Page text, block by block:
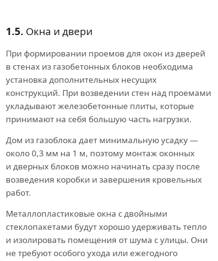
1.5. Окна и двери
При формировании проемов для окон из дверей
в стенах из газобетонных блоков необходима
установка дополнительных несущих
конструкций. При возведении стен над проемами
укладывают железобетонные плиты, которые
принимают на себя большую часть нагрузки.
Дом из газоблока дает минимальную усадку —
около 0,3 мм на 1 м, поэтому монтаж оконных
и дверных блоков можно начинать сразу после
возведения коробки и завершения кровельных
работ.
Металлопластиковые окна с двойными
стеклопакетами будут хорошо удерживать тепло
и изолировать помещения от шума с улицы. Они
не требуют особого ухода или ежегодного